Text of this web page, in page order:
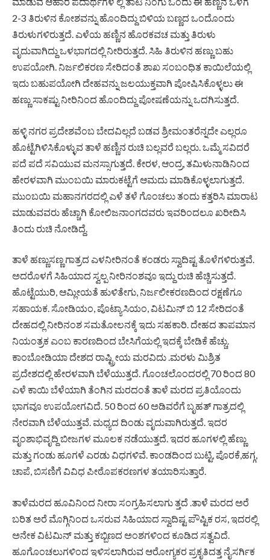
2-3 ತಿರುಳಿನ‌ ಕೋಶವನ್ನು ‌ಹೊಂದಿದ್ದು ಬಿಳಿಯ ಬಣ್ಣದ ‌ಒಂದೊಂದು
ತಿರುಳುಗಳಿರುತ್ತದೆ. ಎಳೆಯ ಹಣ್ಣಿನ ಹೊರಕವಚ ಮತ್ತು ತಿರುಳು
ವೃದುವಾಗಿದ್ದು ಒಳಭಾಗದಲ್ಲಿ ನೀರಿರುತ್ತದೆ. ಸಿಹಿ‌ ತಿರುಳಿನ ಹಣ್ಣು ಬಹು
ಉಪಯೋಗಿ. ನಿರ್ಜಲಿಕರಣ‌ ಸೇರಿದಂತೆ ಶಾಖ ಸಂಬಂಧಿತ ಕಾಯಿಲೆಯಲ್ಲಿ
ಇದು ಬಹುಪಯೋಗಿ ದೇಹವನ್ನು ಜಲಯುಕ್ತವಾಗಿ ಪೋಷಿಸಿಕೊಳ್ಳಲು ಈ
ಹಣ್ಣು ಸಾಕಷ್ಟು ನೀರಿನಿಂದ ಹೊಂದಿದ್ದು ಪೋಷಣೆಯನ್ನು ಒದಗಿಸುತ್ತದೆ.
ಹಳ್ಳಿ ನಗರ ಪ್ರದೇಶವೆಂಬ ಬೇದವಿಲ್ಲದೆ ಬಡವ ‌‌ಶ್ರೀಮಂತರೆನ್ನದೇ ಎಲ್ಲರೂ
ಹೊಟ್ಟೆಗಿಳಿಸಿ‌ಕೊಳ್ಳುವ ತಾಳೆ ಹಣ್ಣಿನ ರುಚಿ ಬಲ್ಲವರೆ ಬಲ್ಲರು. ಒಮ್ಮೆ ಸವಿದರೆ
ಪದೆ‌ ಪದೆ ಸವಿಯುವ ಮನಸ್ಸಾಗುತ್ತದೆ. ಕೇರಳ, ಆಂದ್ರ, ತಮಿಳುನಾಡಿನಿಂದ
ಹೇರಳವಾಗಿ ಮುಂಬಯಿ ಮಾರುಕಟ್ಟೆಗೆ ಆಮದು ಮಾಡಿಕೊಳ್ಳಲಾಗುತ್ತದೆ.
ಮುಂಬಯಿ ಮಹಾನಗರದಲ್ಲಿ ಎಳೆ ತಳೆ ಗೊಂಚಲು ತಂದು ಕತ್ತರಿಸಿ ಮಾರಾಟ
ಮಾಡುವವರು ಹೆಚ್ಚಾಗಿ ಕೋಲಿಜನಾಂಗದವರು ಇವರಿಂದಲೂ ಖರೀದಿಸಿ
ತಿಂದು ರುಚಿ ನೋಡಿದ್ದೆ.
ತಾಳೆ ಹಣ್ಣುಸಣ್ಣ ಗಾತ್ರದ ಎಳನೀರಿನಂತೆ ಕಂಡರು ಸ್ವಾದಿಷ್ಟ ತೊಳೆಗಳಿರುತ್ತವೆ.
ಅದರೊಳಗೆ ಸಿಹಿಯಾದ ಸ್ವಲ್ಪ ನೀರಿನಂಶವೂ ಇದ್ದು ರುಚಿ ಹೆಚ್ಚಿಸುತ್ತದೆ.
ಹೊಟ್ಟೆಯುರಿ, ಆಮ್ಲೀಯತೆ ಹುಳಿತೇಗು, ನಿರ್ಜಲೀಕರಣದಿಂದ ರಕ್ಷಣೆಗೂ
ಸಹಾಯಕ. ಸೋಡಿಯಂ, ಪೊಟ್ಯಾಸಿಯಂ, ವಿಟಮಿನ್ ಬಿ 12 ಸೇರಿದಂತೆ
ದೇಹದಲ್ಲಿ ‌ನೀರಿನಂಶ ಸಮತೋಲನಕ್ಕೆ ಇದು ಸಹಕಾರಿ. ದೇಹದ ತಾಪಮಾನ
ನಿಯಂತ್ರಕ ಎಂಬ‌ ಕಾರಣದಿಂದ ಬೇಸಿಗೆಯಲ್ಲಿ ಇದಕ್ಕೆ ಬೇಡಿಕೆ ‌ಹೆಚ್ಚು.
ಕಾಂಬೋಡಿಯಾ ದೇಶದ ರಾಷ್ಟ್ರೀಯ ಮರವಿದು .ಮರಳು ಮಿಶ್ರಿತ
ಪ್ರದೇಶದಲ್ಲಿ ಹೇರಳವಾಗಿ ಬೆಳೆಯುತ್ತದೆ. ಗೊಂಚಲೊಂದರಲ್ಲಿ 70 ರಿಂದ 80
ಎಳೆ ಕಾಯಿ ಬೆಳೆಯಾಗಿ ತೆಂಗಿನ ಮರದಂತೆ ತಾಳೆ ಮರದ ಪ್ರತಿಯೊಂದು
ಭಾಗವೂ ಉಪಯೋಗವಿದೆ. 50 ರಿಂದ 60 ಅಡಿವರೆಗೆ ಬೃಹತ್ ಗಾತ್ರದಲ್ಲಿ
ನೇರವಾಗಿ ಬೆಳೆಯುತ್ತವೆ. ಮಧ್ಯದ ದಿಂಡು ವೃದುವಾಗಿರುತ್ತದೆ. ಇದರ
ವೃಂಶಾಭಿವೃದ್ದಿ ಬೀಜಗಳ ಮೂಲಕ ನಡೆಯುತ್ತದೆ. ಇದರ ಹೂಗಳಲ್ಲಿ ಹೆಣ್ಣು
ಮತ್ತು ಗಂಡು ಹೂಗಳೆ ಎರಡು ವಿಧಗಳಿವೆ. ಕಾಂಡದಿಂದ ಬುಟ್ಟಿ, ಪೊರಕೆ,ಹಗ್ಗ,
ಚಾಪೆ, ಬಿಸಣಿಗೆ ವಿವಿಧ ಪೀಠೊಪಕರಣಗಳ ತಯಾರಿಸುತ್ತಾರೆ.
ತಾಳೆಮರದ ಹೂವಿನಿಂದ ನೀರಾ ಸಂಗ್ರಹಿಸಲಾಗು ತ್ತದೆ .ತಾಳೆ ಮರದ ಅರೆ
ಬರಿತ ಅರೆ ಮೊಗ್ಗಿನಿಂದ ಒಸರುವ ಸಿಹಿಯಾದ ಸ್ವಾದಿಷ್ಟ ಪೌಷ್ಟಿಕ ರಸ, ಇದರಲ್ಲಿ
ಅನೇಕ ವಿಟಮಿನ್ ಮತ್ತು ಕಬ್ಬಿಣದ ಅಂಶಗಳಿಂದ ಕೂಡಿದ ಸತ್ವವಿದೆ.
ಹೂಗೊಂಚಲುಗಳಿಂದ ಇಳಿಸಲಾಗಿರುವ‌ ಆರೋಗ್ಯಕರ ಪ್ರಕೃತಿದತ್ತ ನೈಸರ್ಗಿಕ